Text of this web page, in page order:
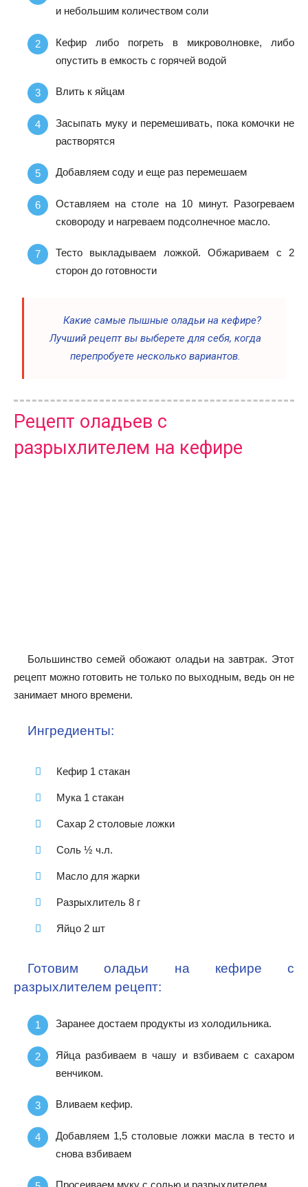
и небольшим количеством соли
Кефир либо погреть в микроволновке, либо
опустить в емкость с горячей водой
Влить к яйцам
Засыпать муку и перемешивать, пока комочки не
растворятся
Добавляем соду и еще раз перемешаем
Оставляем на столе на 10 минут. Разогреваем
сковороду и нагреваем подсолнечное масло.
Тесто выкладываем ложкой. Обжариваем с 2
сторон до готовности
Какие самые пышные оладьи на кефире?
Лучший рецепт вы выберете для себя, когда
перепробуете несколько вариантов.
Рецепт оладьев с
разрыхлителем на кефире
Большинство семей обожают оладьи на завтрак. Этот
рецепт можно готовить не только по выходным, ведь он не
занимает много времени.
Ингредиенты:
Кефир 1 стакан
Мука 1 стакан
Сахар 2 столовые ложки
Соль ½ ч.л.
Масло для жарки
Разрыхлитель 8 г
Яйцо 2 шт
Готовим оладьи на кефире с
разрыхлителем рецепт:
Заранее достаем продукты из холодильника.
Яйца разбиваем в чашу и взбиваем с сахаром
венчиком.
Вливаем кефир.
Добавляем 1,5 столовые ложки масла в тесто и
снова взбиваем